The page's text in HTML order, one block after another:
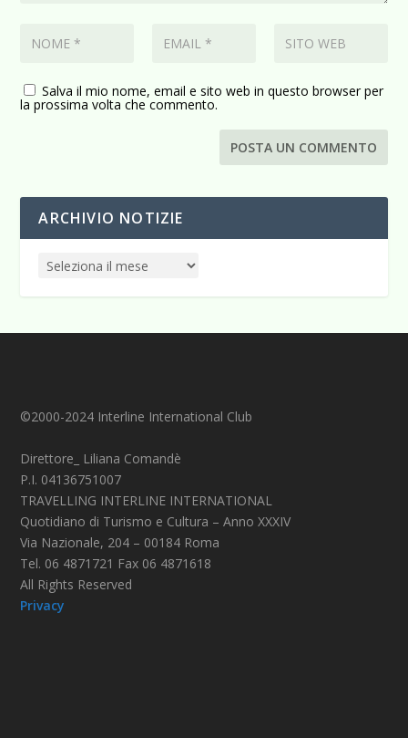
Salva il mio nome, email e sito web in questo browser per
la prossima volta che commento.
ARCHIVIO NOTIZIE
©2000-2024 Interline International Club
Direttore_ Liliana Comandè
P.I. 04136751007
TRAVELLING INTERLINE INTERNATIONAL
Quotidiano di Turismo e Cultura – Anno XXXIV
Via Nazionale, 204 – 00184 Roma
Tel. 06 4871721 Fax 06 4871618
All Rights Reserved
Privacy